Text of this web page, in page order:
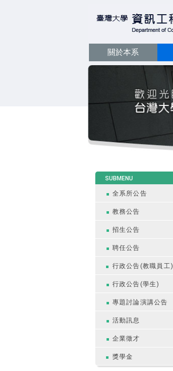
關於本系
SUBMENU
全系所公告
教務公告
招生公告
聘任公告
行政公告(教職員工)
行政公告(學生)
專題討論演講公告
活動訊息
企業徵才
獎學金